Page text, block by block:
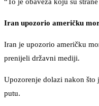
Iran upozorio američku
Iran je upozorio američku
prenijeli državni mediji.
Upozorenje dolazi nakon
putu.